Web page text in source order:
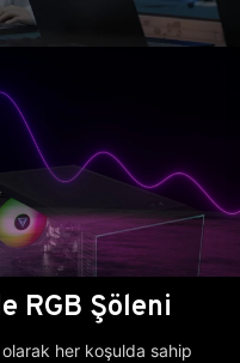
RGB Şöleni
her koşulda sahip